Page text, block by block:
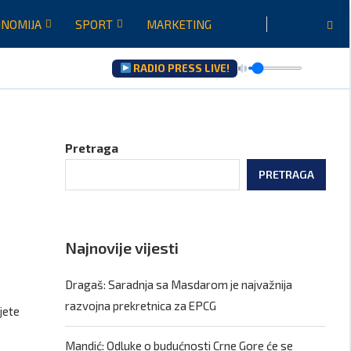
SPORT MARKETING
saradnje govoriće...RADIO PRESS LIVE!
Pretraga
PRETRAGA
Najnovije vijesti
Dragaš: Saradnja sa Masdarom je najvažnija
razvojna prekretnica za EPCG
Mandić: Odluke o budućnosti Crne Gore će se